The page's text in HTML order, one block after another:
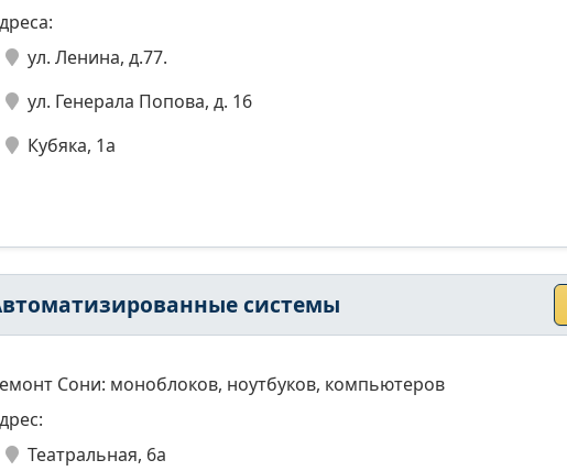
ул. Ленина, д.77.
ул. Генерала Попова, д. 16
Кубяка, 1а
системы
Сони: моноблоков, ноутбуков, компьютеров
Театральная, 6а